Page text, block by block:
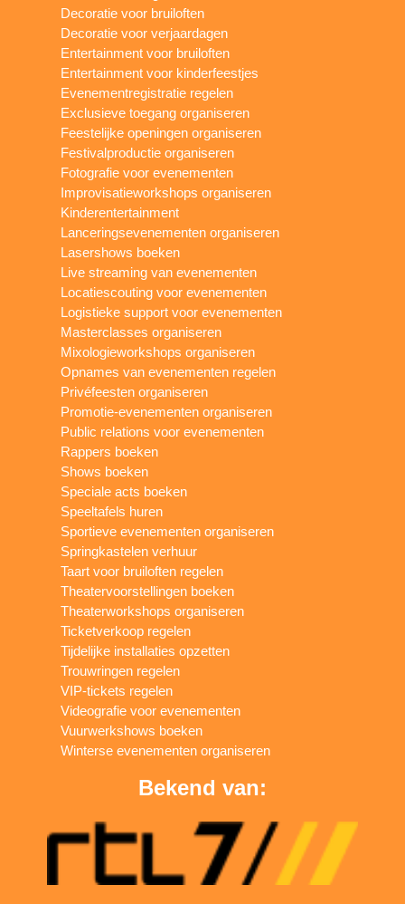
Decoratie voor bruiloften
Decoratie voor verjaardagen
Entertainment voor bruiloften
Entertainment voor kinderfeestjes
Evenementregistratie regelen
Exclusieve toegang organiseren
Feestelijke openingen organiseren
Festivalproductie organiseren
Fotografie voor evenementen
Improvisatieworkshops organiseren
Kinderentertainment
Lanceringsevenementen organiseren
Lasershows boeken
Live streaming van evenementen
Locatiescouting voor evenementen
Logistieke support voor evenementen
Masterclasses organiseren
Mixologieworkshops organiseren
Opnames van evenementen regelen
Privéfeesten organiseren
Promotie-evenementen organiseren
Public relations voor evenementen
Rappers boeken
Shows boeken
Speciale acts boeken
Speeltafels huren
Sportieve evenementen organiseren
Springkastelen verhuur
Taart voor bruiloften regelen
Theatervoorstellingen boeken
Theaterworkshops organiseren
Ticketverkoop regelen
Tijdelijke installaties opzetten
Trouwringen regelen
VIP-tickets regelen
Videografie voor evenementen
Vuurwerkshows boeken
Winterse evenementen organiseren
Bekend van: